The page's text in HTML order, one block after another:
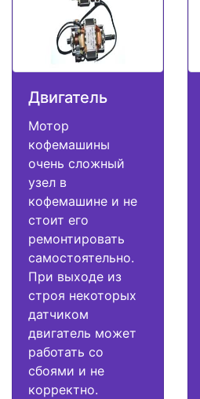
Двигатель
Мотор
кофемашины
очень сложный
узел в
кофемашине и не
стоит его
ремонтировать
самостоятельно.
При выходе из
строя некоторых
датчиком
двигатель может
работать со
сбоями и не
корректно.